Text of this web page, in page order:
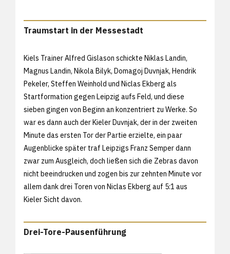
Traumstart in der Messestadt
Kiels Trainer Alfred Gislason schickte Niklas Landin,
Magnus Landin, Nikola Bilyk, Domagoj Duvnjak, Hendrik
Pekeler, Steffen Weinhold und Niclas Ekberg als
Startformation gegen Leipzig aufs Feld, und diese
sieben gingen von Beginn an konzentriert zu Werke. So
war es dann auch der Kieler Duvnjak, der in der zweiten
Minute das ersten Tor der Partie erzielte, ein paar
Augenblicke später traf Leipzigs Franz Semper dann
zwar zum Ausgleich, doch ließen sich die Zebras davon
nicht beeindrucken und zogen bis zur zehnten Minute vor
allem dank drei Toren von Niclas Ekberg auf 5:1 aus
Kieler Sicht davon.
Drei-Tore-Pausenführung